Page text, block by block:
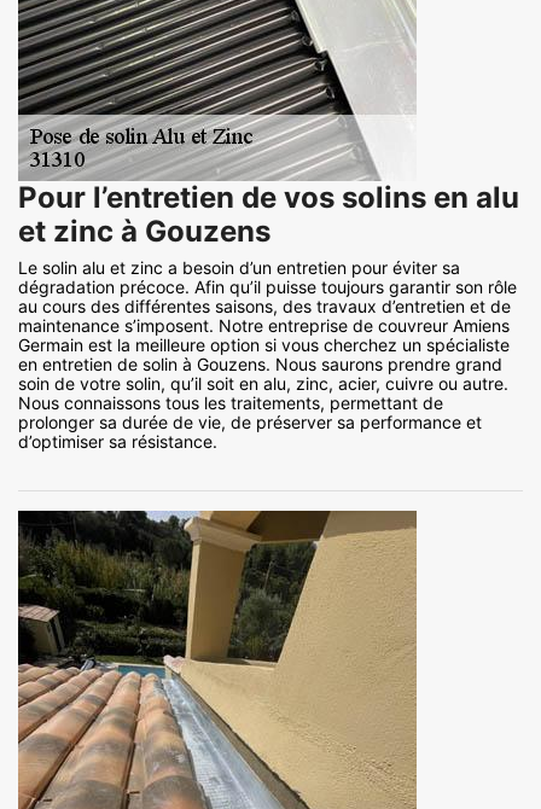
Pour l’entretien de vos solins en alu
et zinc à Gouzens
Le solin alu et zinc a besoin d’un entretien pour éviter sa
dégradation précoce. Afin qu’il puisse toujours garantir son rôle
au cours des différentes saisons, des travaux d’entretien et de
maintenance s’imposent. Notre entreprise de couvreur Amiens
Germain est la meilleure option si vous cherchez un spécialiste
en entretien de solin à Gouzens. Nous saurons prendre grand
soin de votre solin, qu’il soit en alu, zinc, acier, cuivre ou autre.
Nous connaissons tous les traitements, permettant de
prolonger sa durée de vie, de préserver sa performance et
d’optimiser sa résistance.